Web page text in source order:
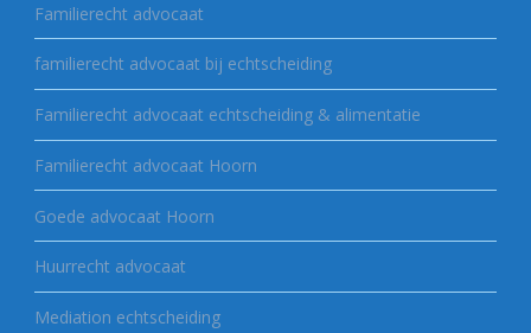
Familierecht advocaat
familierecht advocaat bij echtscheiding
Familierecht advocaat echtscheiding & alimentatie
Familierecht advocaat Hoorn
Goede advocaat Hoorn
Huurrecht advocaat
Mediation echtscheiding